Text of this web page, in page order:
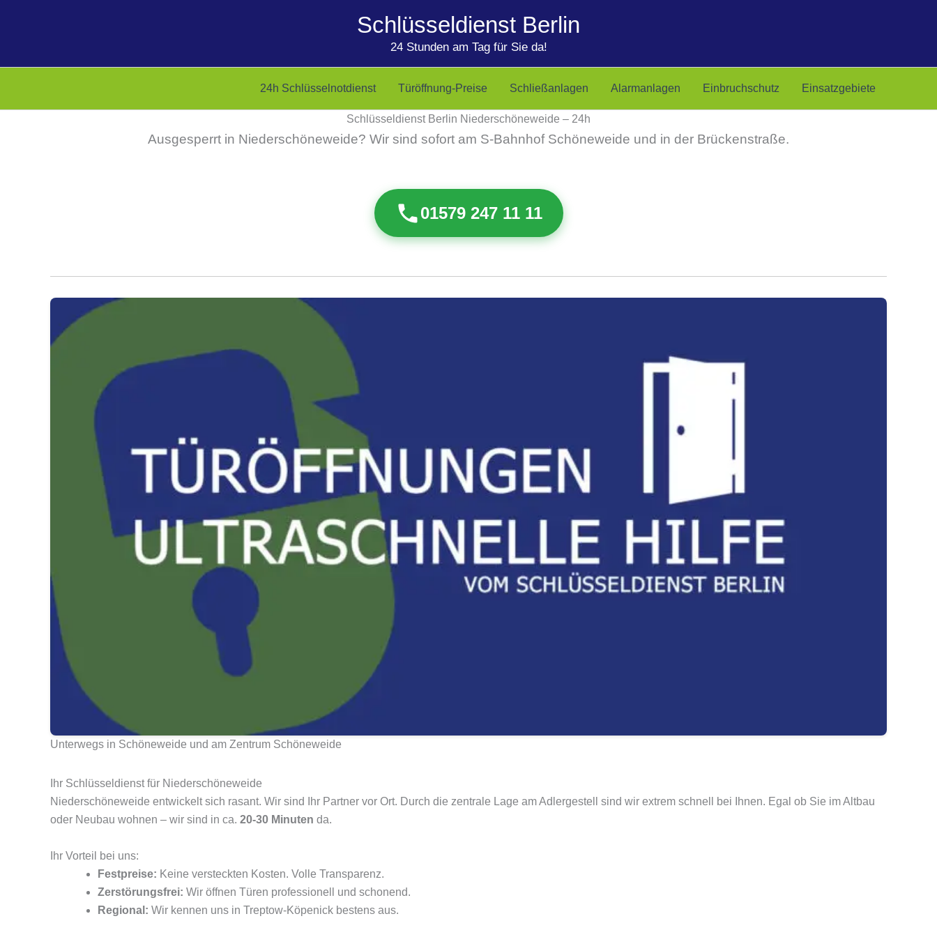
Schlüsseldienst Berlin
24 Stunden am Tag für Sie da!
24h Schlüsselnotdienst Türöffnung-Preise Schließanlagen Alarmanlagen Einbruchschutz Einsatzgebiete
Schlüsseldienst Berlin Niederschöneweide – 24h
Ausgesperrt in Niederschöneweide? Wir sind sofort am S-Bahnhof Schöneweide und in der Brückenstraße.
01579 247 11 11
Unterwegs in Schöneweide und am Zentrum Schöneweide
Ihr Schlüsseldienst für Niederschöneweide
Niederschöneweide entwickelt sich rasant. Wir sind Ihr Partner vor Ort. Durch die zentrale Lage am Adlergestell sind wir extrem schnell bei Ihnen. Egal ob Sie im Altbau
oder Neubau wohnen – wir sind in ca. 20-30 Minuten da.
Ihr Vorteil bei uns:
Festpreise: Keine versteckten Kosten. Volle Transparenz.
Zerstörungsfrei: Wir öffnen Türen professionell und schonend.
Regional: Wir kennen uns in Treptow-Köpenick bestens aus.